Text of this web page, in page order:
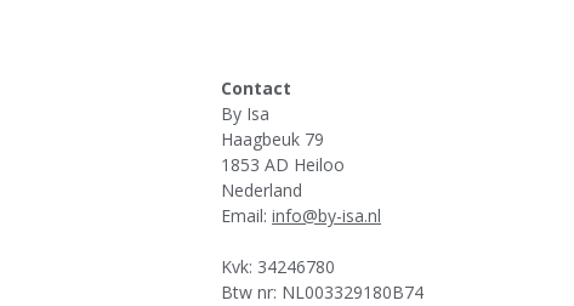
Contact
By Isa
Haagbeuk 79
1853 AD Heiloo
Nederland
Email: info@by-isa.nl
Kvk: 34246780
Btw nr: NL003329180B74